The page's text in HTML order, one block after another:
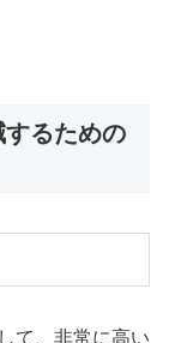
るための
て、非常に高い